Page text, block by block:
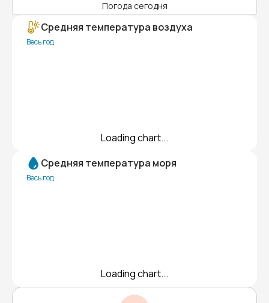
Погода сегодня
Средняя температура воздуха
Весь год
Loading chart...
Средняя температура моря
Весь год
Loading chart...